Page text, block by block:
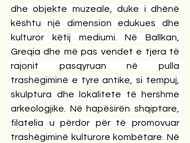
dhe objekte muzeale, duke i dhënë
kështu një dimension edukues dhe
kulturor këtij mediumi. Në Ballkan,
Greqia dhe më pas vendet e tjera të
rajonit pasqyruan në pulla
trashëgiminë e tyre antike, si tempuj,
skulptura dhe lokalitete të hershme
arkeologjike. Në hapësirën shqiptare,
filatelia u përdor për të promovuar
trashëgiminë kulturore kombëtare. Në